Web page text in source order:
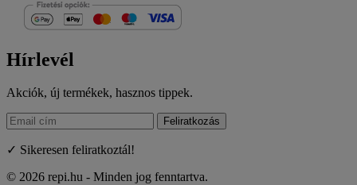
Hírlevél
Akciók, új termékek, hasznos tippek.
Feliratkozás
✓ Sikeresen feliratkoztál!
© 2026 repi.hu - Minden jog fenntartva.